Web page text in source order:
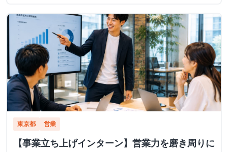
東京都 営業
【事業立ち上げインターン】営業力を磨き周りに